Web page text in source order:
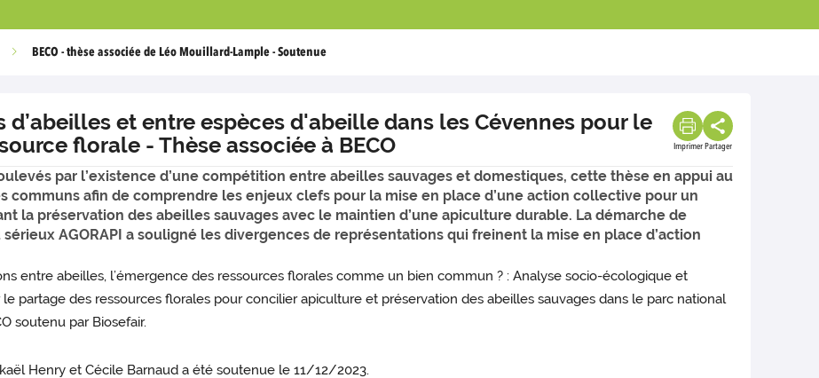
BECO - thèse associée de Léo Mouillard-Lample - Soutenue
et entre espèces d'abeille dans les Cévennes pour le
florale - Thèse associée à BECO
Imprimer Partager
par l’existence d’une compétition entre abeilles sauvages et domestiques, cette thèse en appui au
communs afin de comprendre les enjeux clefs pour la mise en place d’une action collective pour un
la préservation des abeilles sauvages avec le maintien d’une apiculture durable. La démarche de
AGORAPI a souligné les divergences de représentations qui freinent la mise en place d’action
entre abeilles, l’émergence des ressources florales comme un bien commun ? : Analyse socio-écologique et
partage des ressources florales pour concilier apiculture et préservation des abeilles sauvages dans le parc national
soutenu par Biosefair.
Henry et Cécile Barnaud a été soutenue le 11/12/2023.